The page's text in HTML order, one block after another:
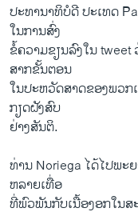
ປະທານາທິບໍດີ ປະ​ເທດ
ໃນ​ການ​ສົ່ງ​
ຂໍ້ຄວາມ​ຂຽນລົງ​ໃນ tweet
ສາກຂັ້ນ​ຕອນ
ໃນ​ປະຫວັດສາດ​ຂອງ​ພວ
ກຽດ​ຝັງ​ສົບ
​ຢ່າງ​ສັນຕິ.
ທ່ານ Noriega ​ໄດ້​ໄປພ
ຫລາຍ​ເທື່ອ
ທີ່​ພົວພັນ​ກັບ​ເນື້ອ​ງອກ​ໃນ​